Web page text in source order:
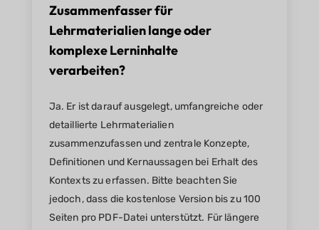
Zusammenfasser für
Lehrmaterialien lange oder
komplexe Lerninhalte
verarbeiten?
Ja. Er ist darauf ausgelegt, umfangreiche oder
detaillierte Lehrmaterialien
zusammenzufassen und zentrale Konzepte,
Definitionen und Kernaussagen bei Erhalt des
Kontexts zu erfassen. Bitte beachten Sie
jedoch, dass die kostenlose Version bis zu 100
Seiten pro PDF-Datei unterstützt. Für längere